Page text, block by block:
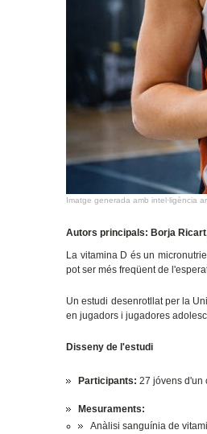
Imatge generada amb intel·ligència
Autors principals: Borja
La vitamina D és un
pot ser més freqüent de
Un estudi desenrotllat per la
en jugadors i jugadores
Disseny de l'estudi
Participants: 27 jóvens d'un
Mesuraments:
Anàlisi sanguínia de